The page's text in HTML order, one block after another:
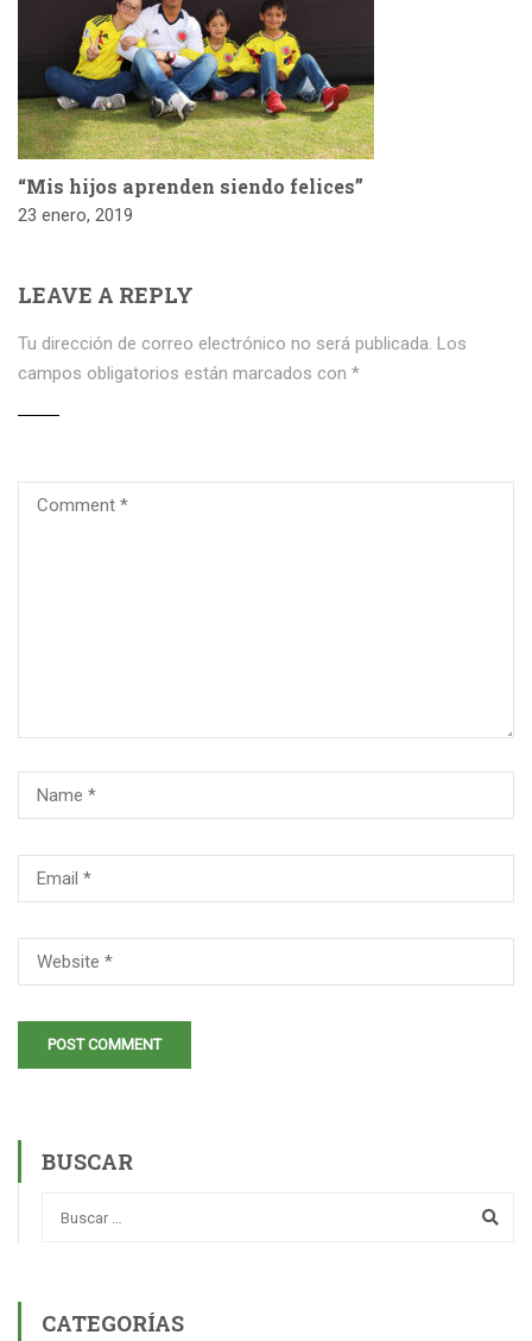
“Mis hijos aprenden siendo felices”
23 enero, 2019
LEAVE A REPLY
Tu dirección de correo electrónico no será publicada. Los
campos obligatorios están marcados con *
BUSCAR
CATEGORÍAS